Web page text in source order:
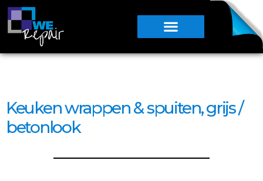
Keuken wrappen & spuiten, grijs /
betonlook